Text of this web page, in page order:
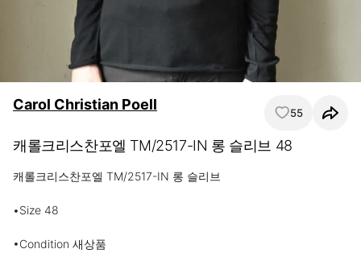
Carol Christian Poell 55
캐롤크리스찬포엘 TM/2517-IN 롱 슬리브 48
캐롤크리스찬포엘 TM/2517-IN 롱 슬리브
•Size 48
•Condition 새상품